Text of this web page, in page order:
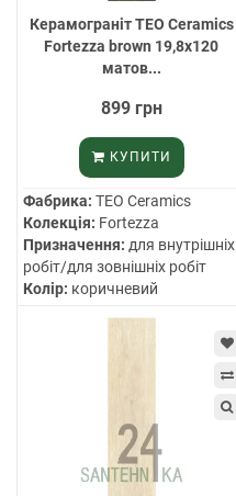
Керамограніт TEO Ceramics
Fortezza brown 19,8х120
матов...
899 грн
КУПИТИ
Фабрика: TEO Ceramics
Колекція: Fortezza
Призначення: для внутрішніх
робіт/для зовнішніх робіт
Колір: коричневий